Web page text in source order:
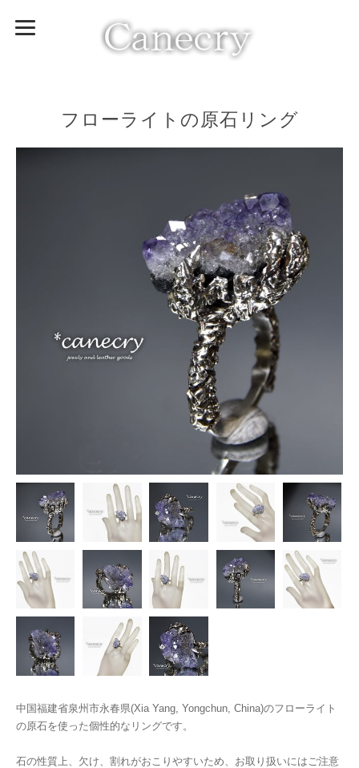
フローライトの原石リング
中国福建省泉州市永春県(Xia Yang, Yongchun, China)のフローライト
の原石を使った個性的なリングです。
石の性質上、欠け、割れがおこりやすいため、お取り扱いにはご注意